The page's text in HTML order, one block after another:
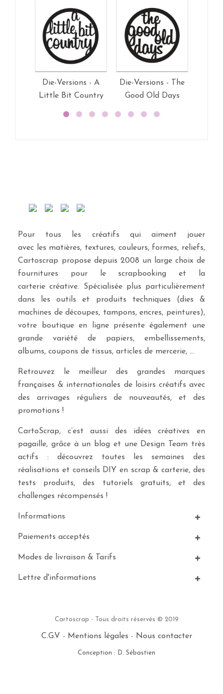
Die-Versions - A
Little Bit Country
Die-Versions - The
Good Old Days
Pour tous les créatifs qui aiment jouer
avec les matières, textures, couleurs, formes, reliefs,
Cartoscrap propose depuis 2008 un large choix de
fournitures pour le scrapbooking et la
carterie créative. Spécialisée plus particulièrement
dans les outils et produits techniques (dies &
machines de découpes, tampons, encres, peintures),
votre boutique en ligne présente également une
grande variété de papiers, embellissements,
albums, coupons de tissus, articles de mercerie, …
Retrouvez le meilleur des grandes marques
françaises & internationales de loisirs créatifs avec
des arrivages réguliers de nouveautés, et des
promotions !
CartoScrap, c’est aussi des idées créatives en
pagaille, grâce à un blog et une Design Team très
actifs : découvrez toutes les semaines des
réalisations et conseils DIY en scrap & carterie, des
tests produits, des tutoriels gratuits, et des
challenges récompensés !
Informations
Paiements acceptés
Modes de livraison & Tarifs
Lettre d'informations
Cartoscrap - Tous droits réservés © 2019
C.G.V - Mentions légales - Nous contacter
Conception : D. Sébastien